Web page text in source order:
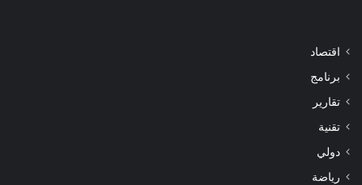
اقتصاد
برنامج
تقارير
تقنية
دولي
رياضة